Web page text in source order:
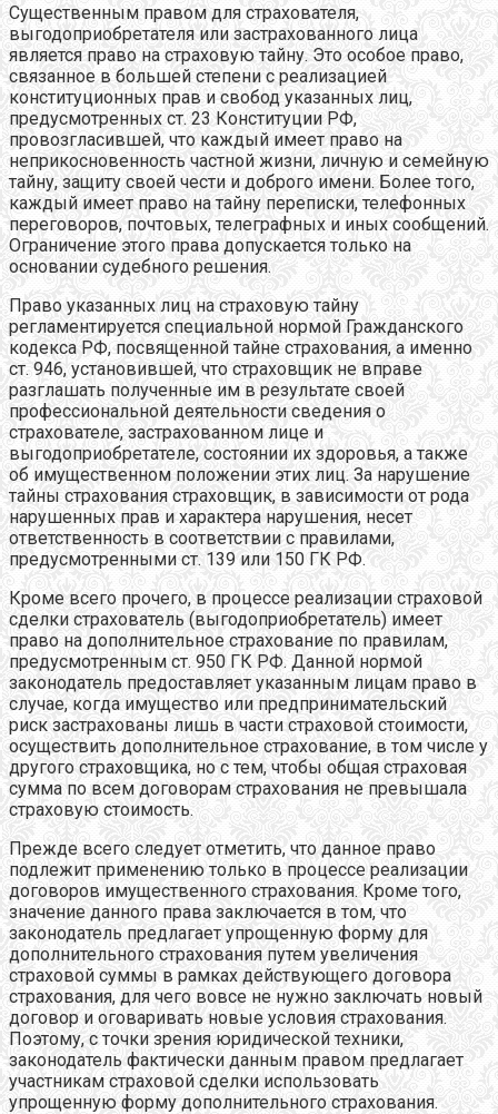
Существенным правом для страхователя,
выгодоприобретателя или застрахованного лица
является право на страховую тайну. Это особое право,
связанное в большей степени с реализацией
конституционных прав и свобод указанных лиц,
предусмотренных ст. 23 Конституции РФ,
провозгласившей, что каждый имеет право на
неприкосновенность частной жизни, личную и семейную
тайну, защиту своей чести и доброго имени. Более того,
каждый имеет право на тайну переписки, телефонных
переговоров, почтовых, телеграфных и иных сообщений.
Ограничение этого права допускается только на
основании судебного решения.
Право указанных лиц на страховую тайну
регламентируется специальной нормой Гражданского
кодекса РФ, посвященной тайне страхования, а именно
ст. 946, установившей, что страховщик не вправе
разглашать полученные им в результате своей
профессиональной деятельности сведения о
страхователе, застрахованном лице и
выгодоприобретателе, состоянии их здоровья, а также
об имущественном положении этих лиц. За нарушение
тайны страхования страховщик, в зависимости от рода
нарушенных прав и характера нарушения, несет
ответственность в соответствии с правилами,
предусмотренными ст. 139 или 150 ГК РФ.
Кроме всего прочего, в процессе реализации страховой
сделки страхователь (выгодоприобретатель) имеет
право на дополнительное страхование по правилам,
предусмотренным ст. 950 ГК РФ. Данной нормой
законодатель предоставляет указанным лицам право в
случае, когда имущество или предпринимательский
риск застрахованы лишь в части страховой стоимости,
осуществить дополнительное страхование, в том числе у
другого страховщика, но с тем, чтобы общая страховая
сумма по всем договорам страхования не превышала
страховую стоимость.
Прежде всего следует отметить, что данное право
подлежит применению только в процессе реализации
договоров имущественного страхования. Кроме того,
значение данного права заключается в том, что
законодатель предлагает упрощенную форму для
дополнительного страхования путем увеличения
страховой суммы в рамках действующего договора
страхования, для чего вовсе не нужно заключать новый
договор и оговаривать новые условия страхования.
Поэтому, с точки зрения юридической техники,
законодатель фактически данным правом предлагает
участникам страховой сделки использовать
упрощенную форму дополнительного страхования.